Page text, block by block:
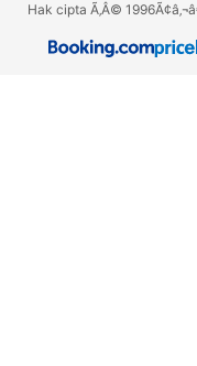
Hak cipta Ã‚Â©